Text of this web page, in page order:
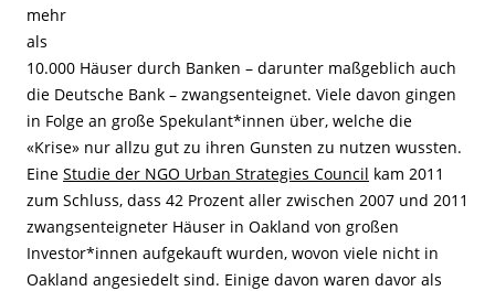
mehr
als
10.000 Häuser durch Banken – darunter maßgeblich auch
die Deutsche Bank – zwangsenteignet. Viele davon gingen
in Folge an große Spekulant*innen über, welche die
«Krise» nur allzu gut zu ihren Gunsten zu nutzen wussten.
Eine Studie der NGO Urban Strategies Council kam 2011
zum Schluss, dass 42 Prozent aller zwischen 2007 und 2011
zwangsenteigneter Häuser in Oakland von großen
Investor*innen aufgekauft wurden, wovon viele nicht in
Oakland angesiedelt sind. Einige davon waren davor als